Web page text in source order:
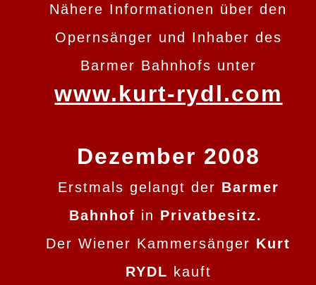
Nähere Informationen über den
Opernsänger und Inhaber des
Barmer Bahnhofs unter
www.kurt-rydl.com
Dezember 2008
Erstmals gelangt der Barmer
Bahnhof in Privatbesitz.
Der Wiener Kammersänger Kurt
RYDL kauft